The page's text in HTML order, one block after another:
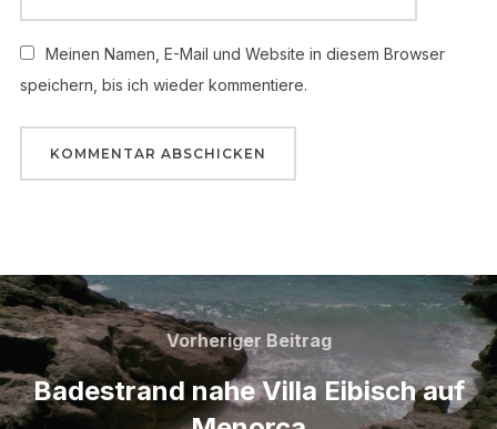
Meinen Namen, E-Mail und Website in diesem Browser
speichern, bis ich wieder kommentiere.
Beitragsnavigation
Vorheriger
Beitrag
Vorheriger Beitrag
Badestrand nahe Villa Eibisch auf